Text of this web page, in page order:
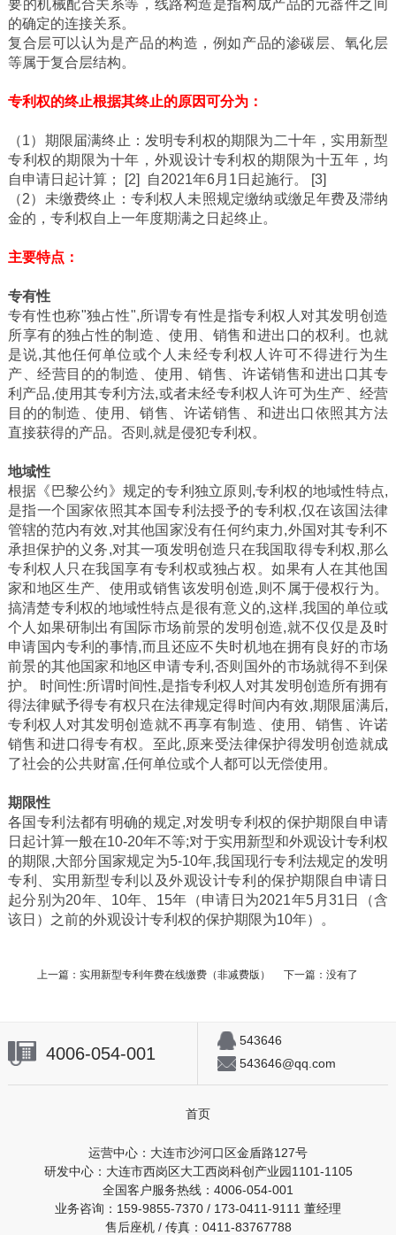
要的机械配合关系等，线路构造是指构成产品的元器件之间
的确定的连接关系。
复合层可以认为是产品的构造，例如产品的渗碳层、氧化层
等属于复合层结构。
专利权的终止根据其终止的原因可分为：
（1）期限届满终止：发明专利权的期限为二十年，实用新型
专利权的期限为十年，外观设计专利权的期限为十五年，均
自申请日起计算； [2] 自2021年6月1日起施行。 [3]
（2）未缴费终止：专利权人未照规定缴纳或缴足年费及滞纳
金的，专利权自上一年度期满之日起终止。
主要特点：
专有性
专有性也称"独占性",所谓专有性是指专利权人对其发明创造
所享有的独占性的制造、使用、销售和进出口的权利。也就
是说,其他任何单位或个人未经专利权人许可不得进行为生
产、经营目的的制造、使用、销售、许诺销售和进出口其专
利产品,使用其专利方法,或者未经专利权人许可为生产、经营
目的的制造、使用、销售、许诺销售、和进出口依照其方法
直接获得的产品。否则,就是侵犯专利权。
地域性
根据《巴黎公约》规定的专利独立原则,专利权的地域性特点,
是指一个国家依照其本国专利法授予的专利权,仅在该国法律
管辖的范内有效,对其他国家没有任何约束力,外国对其专利不
承担保护的义务,对其一项发明创造只在我国取得专利权,那么
专利权人只在我国享有专利权或独占权。如果有人在其他国
家和地区生产、使用或销售该发明创造,则不属于侵权行为。
搞清楚专利权的地域性特点是很有意义的,这样,我国的单位或
个人如果研制出有国际市场前景的发明创造,就不仅仅是及时
申请国内专利的事情,而且还应不失时机地在拥有良好的市场
前景的其他国家和地区申请专利,否则国外的市场就得不到保
护。 时间性:所谓时间性,是指专利权人对其发明创造所有拥有
得法律赋予得专有权只在法律规定得时间内有效,期限届满后,
专利权人对其发明创造就不再享有制造、使用、销售、许诺
销售和进口得专有权。至此,原来受法律保护得发明创造就成
了社会的公共财富,任何单位或个人都可以无偿使用。
期限性
各国专利法都有明确的规定,对发明专利权的保护期限自申请
日起计算一般在10-20年不等;对于实用新型和外观设计专利权
的期限,大部分国家规定为5-10年,我国现行专利法规定的发明
专利、实用新型专利以及外观设计专利的保护期限自申请日
起分别为20年、10年、15年（申请日为2021年5月31日（含
该日）之前的外观设计专利权的保护期限为10年）。
上一篇：实用新型专利年费在线缴费（非减费版） 下一篇：没有了
4006-054-001
543646
543646@qq.com
首页
运营中心：大连市沙河口区金盾路127号
研发中心：大连市西岗区大工西岗科创产业园1101-1105
全国客户服务热线：4006-054-001
业务咨询：159-9855-7370 / 173-0411-9111 董经理
售后座机 / 传真：0411-83767788